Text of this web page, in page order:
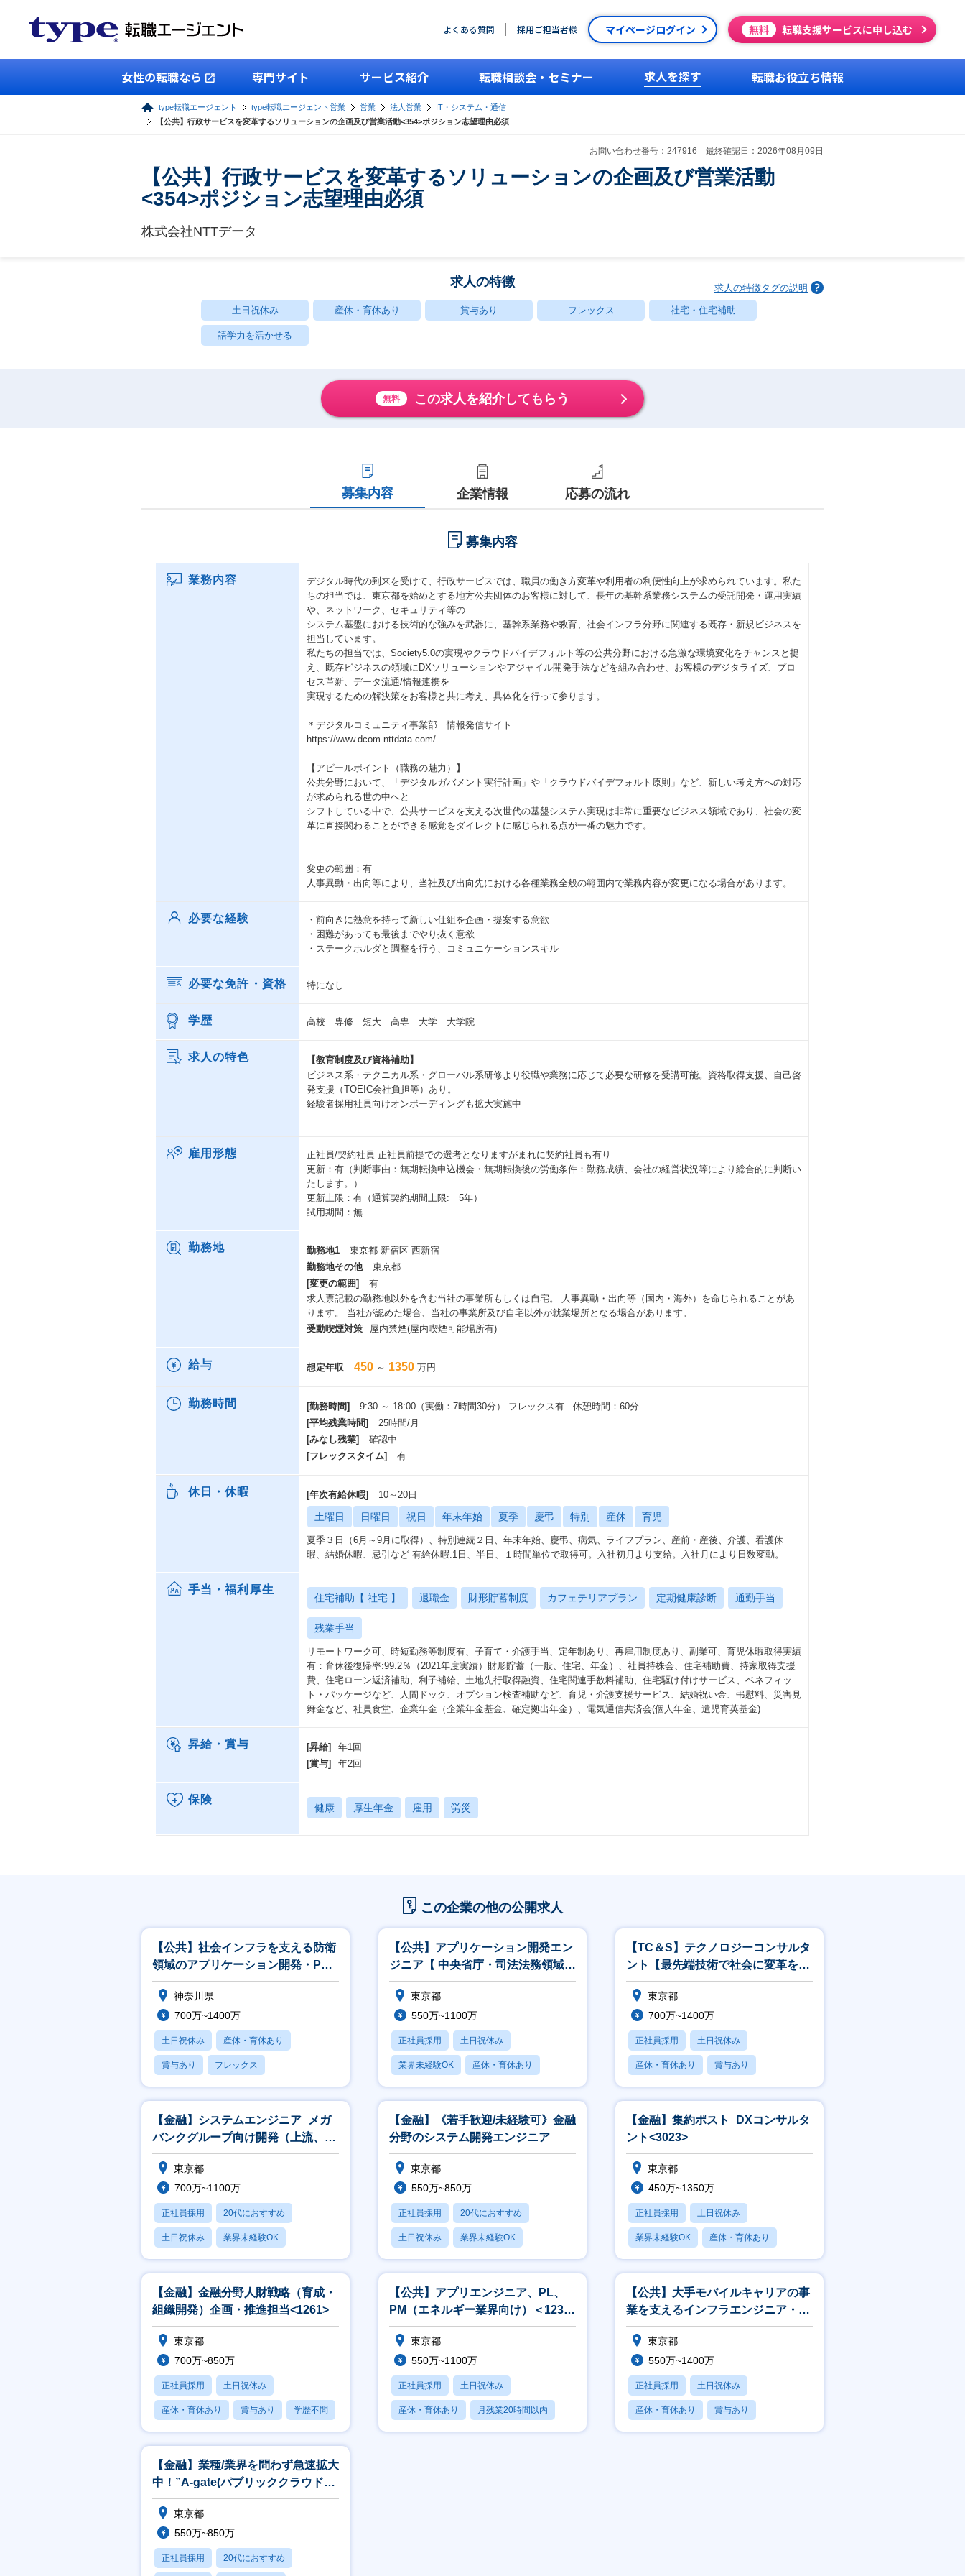
よくある質問 採用ご担当者様 マイページログイン 無料 転職支援サービスに申し込む
女性の転職なら 専門サイト サービス紹介 転職相談会・セミナー 求人を探す 転職お役立ち情報
type転職エージェント type転職エージェント営業 営業 法人営業
IT・システム・通信
【公共】行政サービスを変革するソリューションの企画及び営業活動<354>ポジション志望理由必須
お問い合わせ番号：247916 最終確認日：2026年08月09日
【公共】行政サービスを変革するソリューションの企画及び営業活動
<354>ポジション志望理由必須
株式会社NTTデータ
求人の特徴 求人の特徴タグの説明
土日祝休み 産休・育休あり 賞与あり フレックス 社宅・住宅補助
語学力を活かせる
無料 この求人を紹介してもらう
募集内容 企業情報 応募の流れ
募集内容
業務内容
デジタル時代の到来を受けて、行政サービスでは、職員の働き方変革や利用者の利便性向上が求められています。私た
ちの担当では、東京都を始めとする地方公共団体のお客様に対して、長年の基幹系業務システムの受託開発・運用実績
や、ネットワーク、セキュリティ等の
システム基盤における技術的な強みを武器に、基幹系業務や教育、社会インフラ分野に関連する既存・新規ビジネスを
担当しています。
私たちの担当では、Society5.0の実現やクラウドバイデフォルト等の公共分野における急激な環境変化をチャンスと捉
え、既存ビジネスの領域にDXソリューションやアジャイル開発手法などを組み合わせ、お客様のデジタライズ、プロ
セス革新、データ流通/情報連携を
実現するための解決策をお客様と共に考え、具体化を行って参ります。
＊デジタルコミュニティ事業部 情報発信サイト
https://www.dcom.nttdata.com/
【アピールポイント（職務の魅力）】
公共分野において、「デジタルガバメント実行計画」や「クラウドバイデフォルト原則」など、新しい考え方への対応
が求められる世の中へと
シフトしている中で、公共サービスを支える次世代の基盤システム実現は非常に重要なビジネス領域であり、社会の変
革に直接関わることができる感覚をダイレクトに感じられる点が一番の魅力です。
変更の範囲：有
人事異動・出向等により、当社及び出向先における各種業務全般の範囲内で業務内容が変更になる場合があります。
必要な経験
・前向きに熱意を持って新しい仕組を企画・提案する意欲
・困難があっても最後までやり抜く意欲
・ステークホルダと調整を行う、コミュニケーションスキル
必要な免許・資格 特になし
学歴 高校 専修 短大 高専 大学 大学院
求人の特色
【教育制度及び資格補助】
ビジネス系・テクニカル系・グローバル系研修より役職や業務に応じて必要な研修を受講可能。資格取得支援、自己啓
発支援（TOEIC会社負担等）あり。
経験者採用社員向けオンボーディングも拡大実施中
雇用形態 正社員/契約社員 正社員前提での選考となりますがまれに契約社員も有り
更新：有（判断事由：無期転換申込機会・無期転換後の労働条件：勤務成績、会社の経営状況等により総合的に判断い
たします。）
更新上限：有（通算契約期間上限: 5年）
試用期間：無
勤務地 勤務地1
東京都 新宿区 西新宿
勤務地その他
東京都
[変更の範囲]
有
求人票記載の勤務地以外を含む当社の事業所もしくは自宅。 人事異動・出向等（国内・海外）を命じられることがあ
ります。 当社が認めた場合、当社の事業所及び自宅以外が就業場所となる場合があります。
受動喫煙対策
屋内禁煙(屋内喫煙可能場所有)
給与 想定年収 450 ～ 1350 万円
勤務時間 [勤務時間]
9:30 ～ 18:00（実働：7時間30分） フレックス有 休憩時間：60分
[平均残業時間]
25時間/月
[みなし残業]
確認中
[フレックスタイム]
有
休日・休暇 [年次有給休暇] 10～20日
土曜日 日曜日 祝日 年末年始 夏季 慶弔 特別 産休 育児
夏季３日（6月～9月に取得）、特別連続２日、年末年始、慶弔、病気、ライフプラン、産前・産後、介護、看護休
暇、結婚休暇、忌引など 有給休暇:1日、半日、１時間単位で取得可。入社初月より支給。入社月により日数変動。
手当・福利厚生
住宅補助【 社宅 】 退職金 財形貯蓄制度 カフェテリアプラン 定期健康診断 通勤手当
残業手当
リモートワーク可、時短勤務等制度有、子育て・介護手当、定年制あり、再雇用制度あり、副業可、育児休暇取得実績
有：育休後復帰率:99.2％（2021年度実績）財形貯蓄（一般、住宅、年金）、社員持株会、住宅補助費、持家取得支援
費、住宅ローン返済補助、利子補給、土地先行取得融資、住宅関連手数料補助、住宅駆け付けサービス、ベネフィッ
ト・パッケージなど、人間ドック、オプション検査補助など、育児・介護支援サービス、結婚祝い金、弔慰料、災害見
舞金など、社員食堂、企業年金（企業年金基金、確定拠出年金）、電気通信共済会(個人年金、遺児育英基金)
昇給・賞与 [昇給]
年1回
[賞与]
年2回
保険
健康 厚生年金 雇用 労災
この企業の他の公開求人
【公共】社会インフラを支える防衛
領域のアプリケーション開発・PM
／PL候補<488>
神奈川県
700万~1400万
土日祝休み 産休・育休あり
賞与あり フレックス
社宅・住宅補助
【公共】アプリケーション開発エン
ジニア【 中央省庁・司法法務領域】
<564>
東京都
550万~1100万
正社員採用 土日祝休み
業界未経験OK 産休・育休あり
賞与あり
【TC＆S】テクノロジーコンサルタ
ント【最先端技術で社会に変革を起
こすITコンサル】<244>
東京都
700万~1400万
正社員採用 土日祝休み
産休・育休あり 賞与あり
フレックス
【金融】システムエンジニア_メガ
バンクグループ向け開発（上流、開
発リーダ）担当
東京都
700万~1100万
正社員採用 20代におすすめ
土日祝休み 業界未経験OK
産休・育休あり
【金融】《若手歓迎/未経験可》金融
分野のシステム開発エンジニア
東京都
550万~850万
正社員採用 20代におすすめ
土日祝休み 業界未経験OK
産休・育休あり
【金融】集約ポスト_DXコンサルタ
ント<3023>
東京都
450万~1350万
正社員採用 土日祝休み
業界未経験OK 産休・育休あり
賞与あり
【金融】金融分野人財戦略（育成・
組織開発）企画・推進担当<1261>
東京都
700万~850万
正社員採用 土日祝休み
産休・育休あり 賞与あり 学歴不問
【公共】アプリエンジニア、PL、
PM（エネルギー業界向け）＜1238
＞
東京都
550万~1100万
正社員採用 土日祝休み
産休・育休あり 月残業20時間以内
賞与あり
【公共】大手モバイルキャリアの事
業を支えるインフラエンジニア・イ
ンフラアーキテクト<188>
東京都
550万~1400万
正社員採用 土日祝休み
産休・育休あり 賞与あり
フレックス
【金融】業種/業界を問わず急速拡大
中！”A-gate(パブリッククラウド活
用ソリューション)”の企画
東京都
550万~850万
正社員採用 20代におすすめ